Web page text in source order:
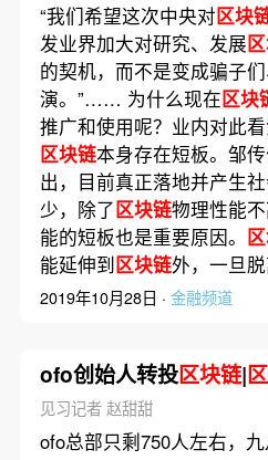
“我们希望这次中央对区块
发业界加大对研究、发展
的契机，而不是变成骗子
演。”…… 为什么现在区块
推广和使用呢？业内对此
区块链本身存在短板。邹
出，目前真正落地并产生
少，除了区块链物理性能不
能的短板也是重要原因。
能延伸到区块链外，一旦
2019年10月28日 · 金融频道
ofo创始人转投区块链|
见习记者 赵甜甜
ofo总部只剩750人左右，九